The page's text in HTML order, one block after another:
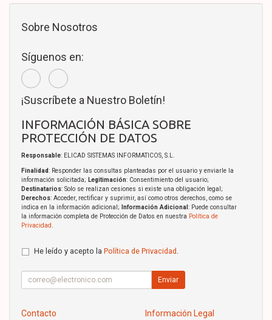
Sobre Nosotros
Síguenos en:
¡Suscríbete a Nuestro Boletín!
INFORMACIÓN BÁSICA SOBRE
PROTECCIÓN DE DATOS
Responsable: ELICAD SISTEMAS INFORMATICOS, S.L.
Finalidad: Responder las consultas planteadas por el usuario y enviarle la
información solicitada; Legitimación: Consentimiento del usuario;
Destinatarios: Solo se realizan cesiones si existe una obligación legal;
Derechos: Acceder, rectificar y suprimir, así como otros derechos, como se
indica en la información adicional;
Información Adicional : Puede consultar
la información completa de Protección de Datos en nuestra Política de
Privacidad
He leído y acepto la Política de Privacidad
Enviar
Contacto Información Legal